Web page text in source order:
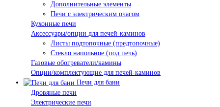
Дополнительные элементы
Печи с электрическим очагом
Кухонные печи
Аксессуары/опции для печей-каминов
Листы подтопочные (предтопочные)
Стекло напольное (под печь)
Газовые обогреватели/камины
Опции/комплектующие для печей-каминов
Печи для бани
Дровяные печи
Электрические печи